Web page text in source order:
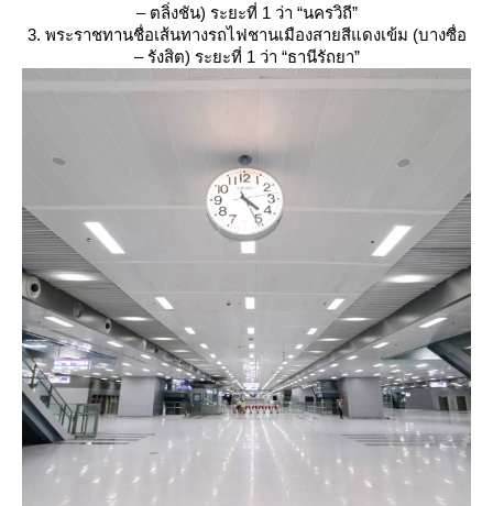
– ตลิ่งชัน) ระยะที่ 1 ว่า “นครวิถี”
3. พระราชทานชื่อเส้นทางรถไฟชานเมืองสายสีแดงเข้ม (บางซื่อ
– รังสิต) ระยะที่ 1 ว่า “ธานีรัถยา”